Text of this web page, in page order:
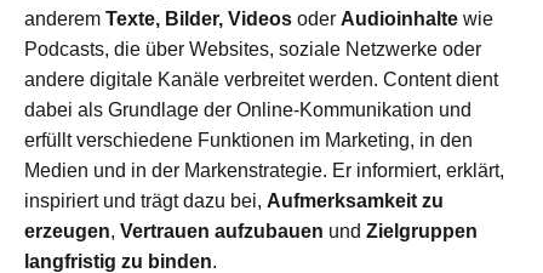
anderem Texte, Bilder, Videos oder Audioinhalte wie
Podcasts, die über Websites, soziale Netzwerke oder
andere digitale Kanäle verbreitet werden. Content dient
dabei als Grundlage der Online-Kommunikation und
erfüllt verschiedene Funktionen im Marketing, in den
Medien und in der Markenstrategie. Er informiert, erklärt,
inspiriert und trägt dazu bei, Aufmerksamkeit zu
erzeugen, Vertrauen aufzubauen und Zielgruppen
langfristig zu binden.